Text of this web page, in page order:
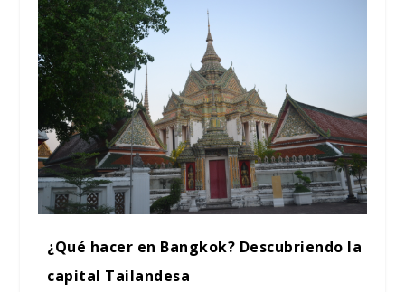
¿Qué hacer en Bangkok? Descubriendo la
capital Tailandesa